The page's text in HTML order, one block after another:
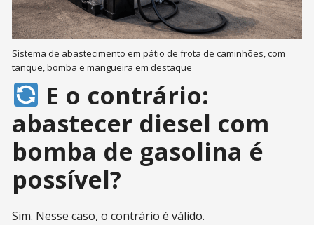
Sistema de abastecimento em pátio de frota de caminhões, com
tanque, bomba e mangueira em destaque
E o contrário:
abastecer diesel com
bomba de gasolina é
possível?
Sim. Nesse caso, o contrário é válido.